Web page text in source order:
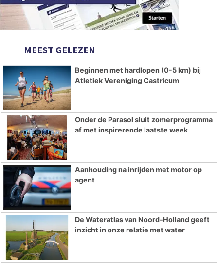
MEEST GELEZEN
Beginnen met hardlopen (0-5 km) bij
Atletiek Vereniging Castricum
Onder de Parasol sluit zomerprogramma
af met inspirerende laatste week
Aanhouding na inrijden met motor op
agent
De Wateratlas van Noord-Holland geeft
inzicht in onze relatie met water